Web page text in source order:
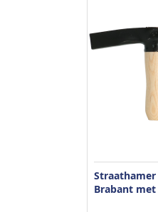
Brabant